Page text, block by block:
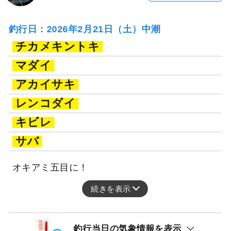
釣行日：2026年2月21日（土）中潮
チカメキントキ
マダイ
アカイサキ
レンコダイ
キビレ
サバ
オキアミ五目に！
続きを表示
釣行当日の気象情報を表示